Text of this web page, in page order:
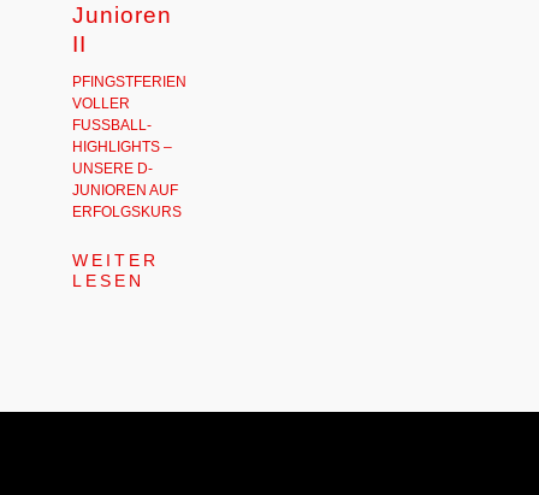
Junioren
II
PFINGSTFERIEN
VOLLER
FUSSBALL-H
IGHLIGHTS – U
NSERE D-J
UNIOREN AUF E
RFOLGSKURS
WEITER
LESEN